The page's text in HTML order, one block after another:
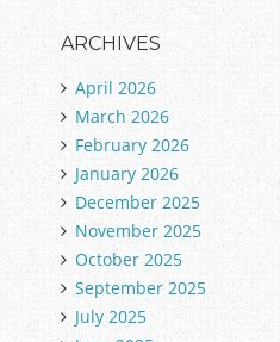
t
e
o
r
i
e
s
ARCHIVES
April 2026
March 2026
February 2026
January 2026
December 2025
November 2025
October 2025
September 2025
July 2025